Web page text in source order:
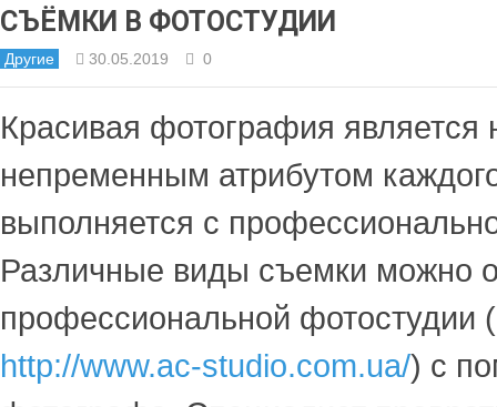
СЪЁМКИ В ФОТОСТУДИИ
Другие 30.05.2019 0
Красивая фотография является
непременным атрибутом
выполняется с
Различные виды съемки можно
профессиональной фотостудии
http://www.ac-studio.com.ua/) с